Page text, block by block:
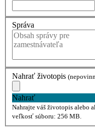
Správa
Nahrať životopis
Nahrať
Nahrajte váš životopis alebo
veľkosť súboru: 256 MB.